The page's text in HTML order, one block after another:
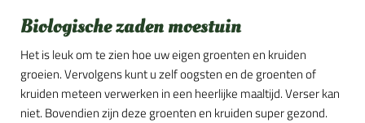
Biologische zaden moestuin
Het is leuk om te zien hoe uw eigen groenten en kruiden
groeien. Vervolgens kunt u zelf oogsten en de groenten of
kruiden meteen verwerken in een heerlijke maaltijd. Verser kan
niet. Bovendien zijn deze groenten en kruiden super gezond.